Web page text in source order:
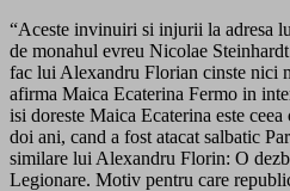
“Aceste invinuiri si injurii la adresa
de monahul evreu Nicolae
fac lui Alexandru Florian cinste nici
afirma Maica Ecaterina Fermo in
isi doreste Maica Ecaterina este
doi ani, cand a fost atacat salbatic
similare lui Alexandru Florin: O
Legionare. Motiv pentru care